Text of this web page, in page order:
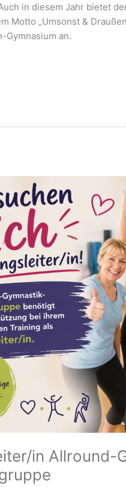
in diesem Jahr bietet
Motto „Umsonst &
Gymnasium an.
in Allround-